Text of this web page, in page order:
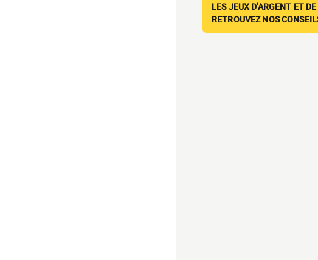
LES JEUX D'ARGENT ET
RETROUVEZ NOS